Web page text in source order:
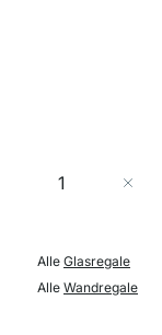
Menge
Alle Glasregale
Alle Wandregale